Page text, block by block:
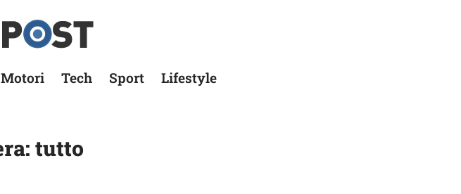
Motori Tech Sport Lifestyle
tutto